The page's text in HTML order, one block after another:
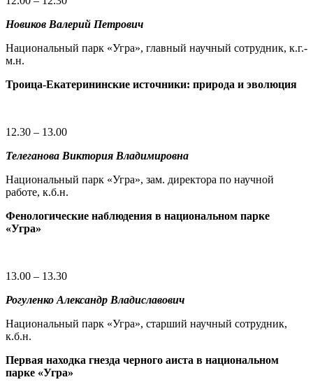
Новиков Валерий Петрович
Национальный парк «Угра», главный научный сотрудник, к.г.-
м.н.
Троица-Екатерининские источники: природа и эволюция
12.30 – 13.00
Телеганова Виктория Владимировна
Национальный парк «Угра», зам. директора по научной
работе, к.б.н.
Фенологические наблюдения в национальном парке
«Угра»
13.00 – 13.30
Рогуленко Александр Владиславович
Национальный парк «Угра», старший научный сотрудник,
к.б.н.
Первая находка гнезда черного аиста в национальном
парке «Угра»